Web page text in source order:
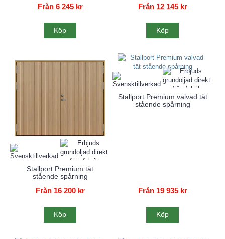
Från 6 245 kr
Köp
Från 12 145 kr
Köp
Stallport Premium tät
stående spårning
Från 16 200 kr
Köp
Stallport Premium valvad tät
stående spårning
Från 19 935 kr
Köp